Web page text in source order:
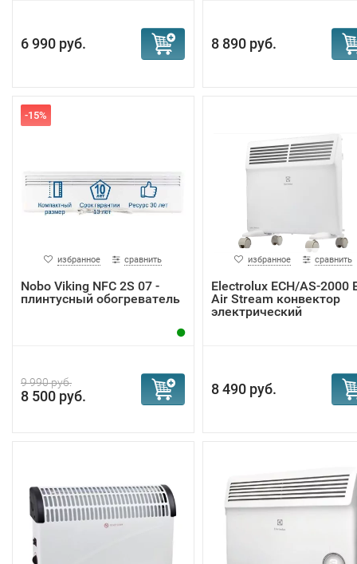
6 990 руб. 8 890 руб.
-15%
избранное сравнить
Nobo Viking NFС 2S 07 -
плинтусный обогреватель
9 990 руб.
8 500 руб.
избранное сравнить
Electrolux ECH/AS-2000
Air Stream конвектор
электрический
8 490 руб.